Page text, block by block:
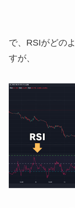
で、RSIがどの
すが、